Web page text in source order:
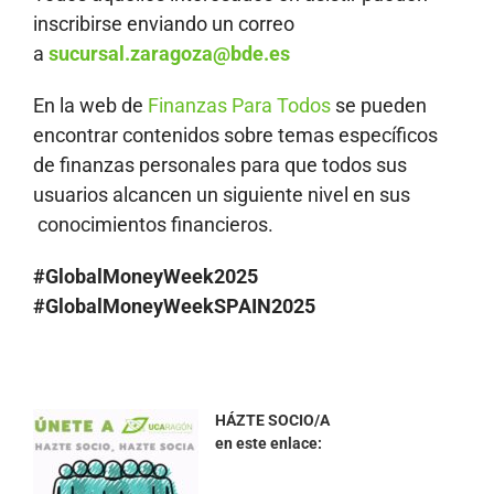
inscribirse enviando un correo
a sucursal.zaragoza@bde.es
En la web de Finanzas Para Todos se pueden
encontrar contenidos sobre temas específicos
de finanzas personales para que todos sus
usuarios alcancen un siguiente nivel en sus
conocimientos financieros.
#GlobalMoneyWeek2025
#GlobalMoneyWeekSPAIN2025
HÁZTE SOCIO/A
en este enlace: